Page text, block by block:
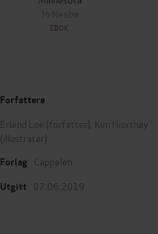
Jo Nesbø
EBOK
Forfattere
Erlend Loe (forfatter), Kim Hiorthøy
(illustratør)
Forlag Cappelen
Utgitt 07.06.2019